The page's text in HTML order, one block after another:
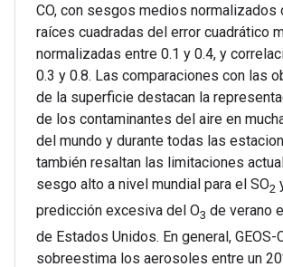
CO, con sesgos medios normalizados
raíces cuadradas del error cuadrático
normalizadas entre 0.1 y 0.4, y
0.3 y 0.8. Las comparaciones con las
de la superficie destacan la
de los contaminantes del aire en
del mundo y durante todas las
también resaltan las limitaciones
sesgo alto a nivel mundial para el SO2
predicción excesiva del O3 de verano
de Estados Unidos. En general, GEOS-
sobreestima los aerosoles entre un